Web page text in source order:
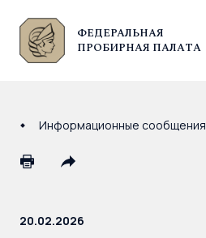
ФЕДЕРАЛЬНАЯ
ПРОБИРНАЯ ПАЛАТА
© Федеральная пробирная палата, 2026
Информационные сообщения
20.02.2026